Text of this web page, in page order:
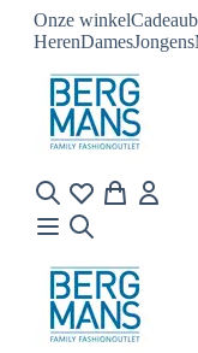
Onze winkel
HerenDamesJongens